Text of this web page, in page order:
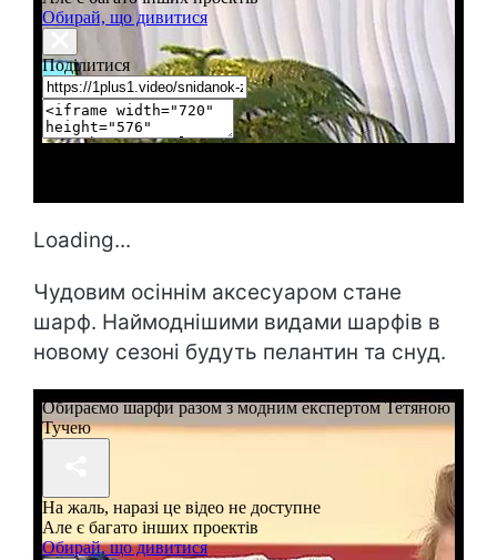
Loading...
Чудовим осіннім аксесуаром стане
шарф. Наймоднішими видами шарфів в
новому сезоні будуть пелантин та снуд.